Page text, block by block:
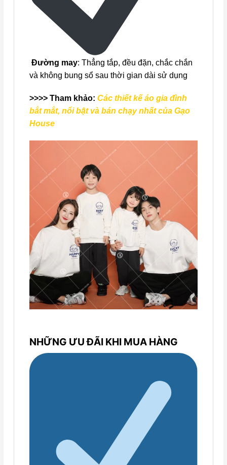
Đường may: Thẳng tắp, đều đặn, chắc chắn
và không bung sổ sau thời gian dài sử dụng
>>>> Tham khảo: Các thiết kế áo gia đình
bắt mắt, nổi bật và bán chạy nhất của Gạo
House
NHỮNG ƯU ĐÃI KHI MUA HÀNG